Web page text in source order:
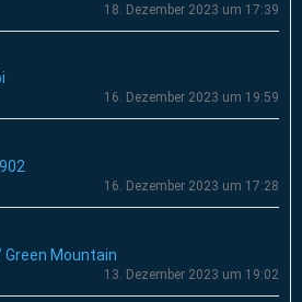
18. Dezember 2023 um 17:39
16. Dezember 2023 um 19:59
16. Dezember 2023 um 17:28
Green Mountain
13. Dezember 2023 um 19:02